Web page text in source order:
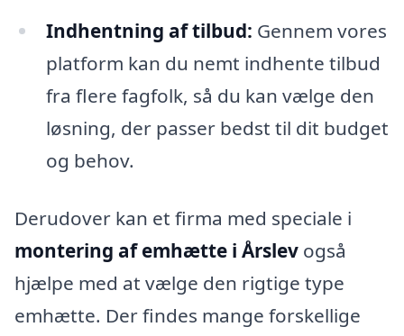
Indhentning af tilbud: Gennem vores
platform kan du nemt indhente tilbud
fra flere fagfolk, så du kan vælge den
løsning, der passer bedst til dit budget
og behov.
Derudover kan et firma med speciale i
montering af emhætte i Årslev også
hjælpe med at vælge den rigtige type
emhætte. Der findes mange forskellige